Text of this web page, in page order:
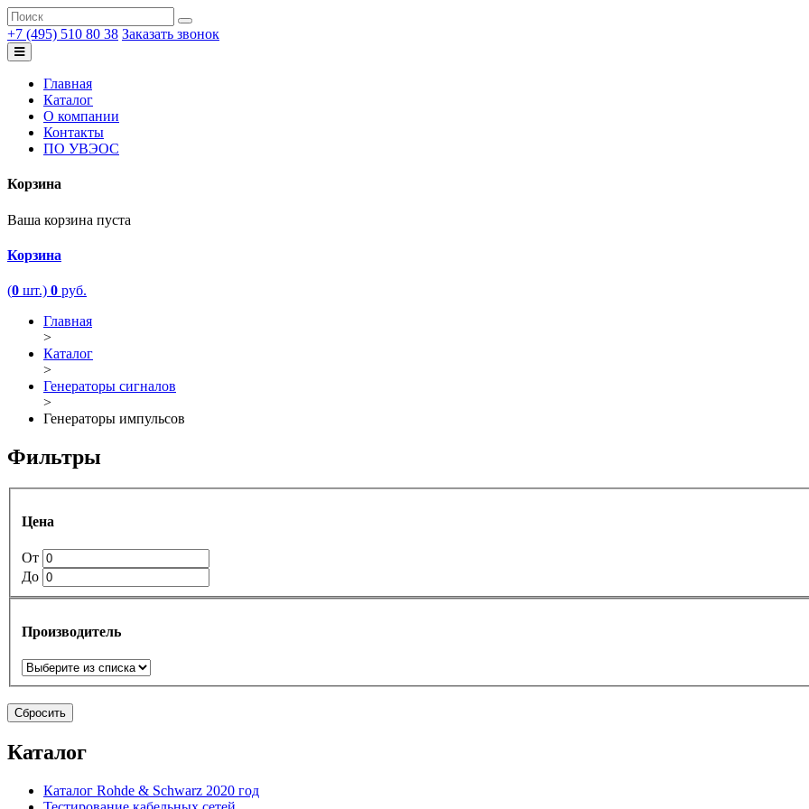
+7 (495) 510 80 38 Заказать звонок
Главная
Каталог
О компании
Контакты
ПО УВЭОС
Корзина
Ваша корзина пуста
Корзина
(0 шт.) 0 руб.
Главная
>
Каталог
>
Генераторы сигналов
>
Генераторы импульсов
Фильтры
Цена
От
До
Производитель
Сбросить
Каталог
Каталог Rohde & Schwarz 2020 год